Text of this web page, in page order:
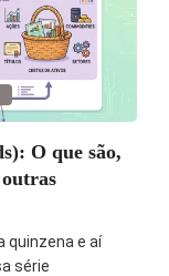
O que são,
quinzena e aí
série